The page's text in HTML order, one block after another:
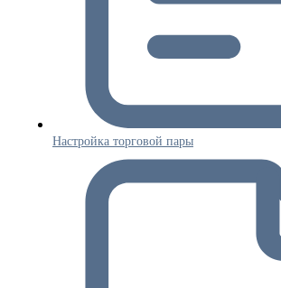
Настройка торговой пары